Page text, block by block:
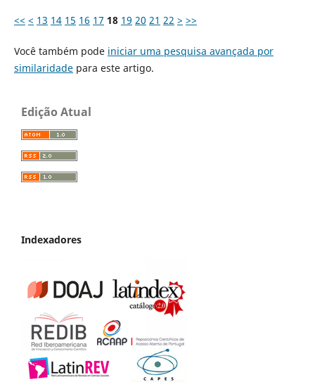
<< < 13 14 15 16 17 18 19 20 21 22 > >>
Você também pode iniciar uma pesquisa avançada por
similaridadepara este artigo.
Edição Atual
Indexadores